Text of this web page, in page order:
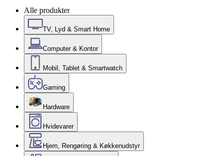
Alle produkter
TV, Lyd & Smart Home
Computer & Kontor
Mobil, Tablet & Smartwatch
Gaming
Hardware
Hvidevarer
Hjem, Rengøring & Køkkenudstyr